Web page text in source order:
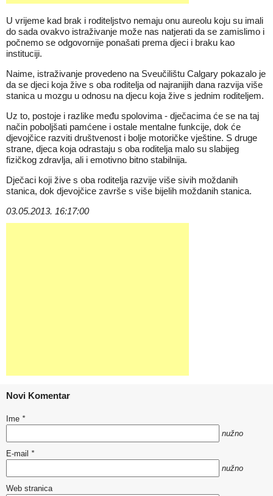
U vrijeme kad brak i roditeljstvo nemaju onu aureolu koju su imali
do sada ovakvo istraživanje može nas natjerati da se zamislimo i
počnemo se odgovornije ponašati prema djeci i braku kao
instituciji.
Naime, istraživanje provedeno na Sveučilištu Calgary pokazalo je
da se djeci koja žive s oba roditelja od najranijih dana razvija više
stanica u mozgu u odnosu na djecu koja žive s jednim roditeljem.
Uz to, postoje i razlike među spolovima - dječacima će se na taj
način poboljšati pamćene i ostale mentalne funkcije, dok će
djevojčice razviti društvenost i bolje motoričke vještine. S druge
strane, djeca koja odrastaju s oba roditelja malo su slabijeg
fizičkog zdravlja, ali i emotivno bitno stabilnija.
Dječaci koji žive s oba roditelja razvije više sivih moždanih
stanica, dok djevojčice završe s više bijelih moždanih stanica.
03.05.2013. 16:17:00
Novi Komentar
Ime *
nužno
E-mail *
nužno
Web stranica